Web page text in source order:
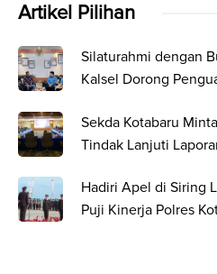
Artikel Pilihan
Silaturahmi dengan
Kalsel Dorong
Sekda Kotabaru
Tindak Lanjuti
Hadiri Apel di Siring
Puji Kinerja Polres